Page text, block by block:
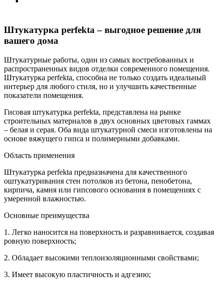
Штукатурка perfekta – выгодное решение для
вашего дома
Штукатурные работы, один из самых востребованных и
распространенных видов отделки современного помещения.
Штукатурка perfekta, способна не только создать идеальный
интерьер для любого стиля, но и улучшить качественные
показатели помещения.
Гисовая штукатурка perfekta, представлена на рынке
строительных материалов в двух основных цветовых гаммах
– белая и серая. Оба вида штукатурной смеси изготовлены на
основе вяжущего гипса и полимерными добавками.
Область применения
Штукатурка perfekta предназначена для качественного
оштукатуривания стен потолков из бетона, пенобетона,
кирпича, камня или гипсового основания в помещениях с
умеренной влажностью.
Основные преимущества
1. Легко наносится на поверхность и разравнивается, создавая
ровную поверхность;
2. Обладает высокими теплоизоляционными свойствами;
3. Имеет высокую пластичность и адгезию;